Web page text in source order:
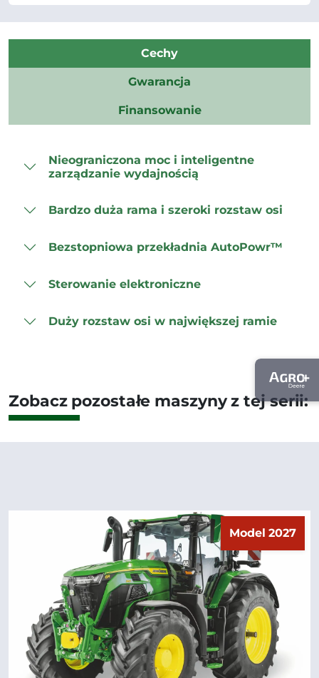
Cechy
Gwarancja
Finansowanie
Nieograniczona moc i inteligentne
zarządzanie wydajnością
Bardzo duża rama i szeroki rozstaw osi
Bezstopniowa przekładnia AutoPowr™
Sterowanie elektroniczne
Duży rozstaw osi w największej ramie
Zobacz pozostałe maszyny z tej serii:
Model 2027